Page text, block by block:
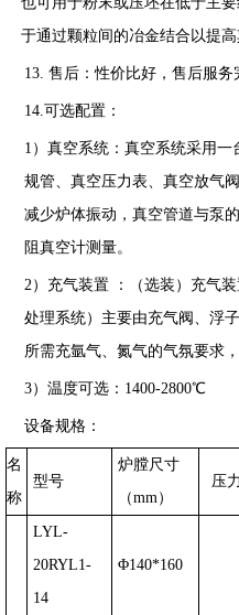
于通过颗粒间的冶金结合以提高
13 售后：性价比好，售后服务
14. 可选配置：
1 ）真空系统：真空系统采用一
规管、真空压力表、真空放气
减少炉体振动，真空管道与泵
阻真空计测量。
2 ）充气装置
：（选装）充气
处理系统）主要由充气阀、浮
所需充氩气、氮气的气氛要求
3）温度可选： 1400-2800℃
设备规格：
名
称
型号
炉膛尺寸
（mm ）
压力
LYL-
20RYL1-
14
Φ140*160